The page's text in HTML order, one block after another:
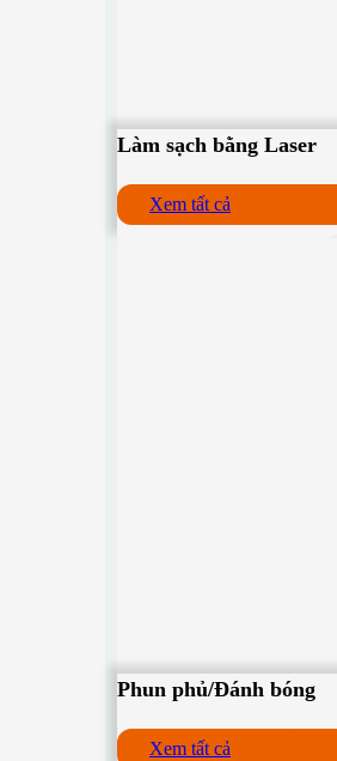
Làm sạch bằng Laser
Xem tất cả
Phun phủ/Đánh bóng
Xem tất cả